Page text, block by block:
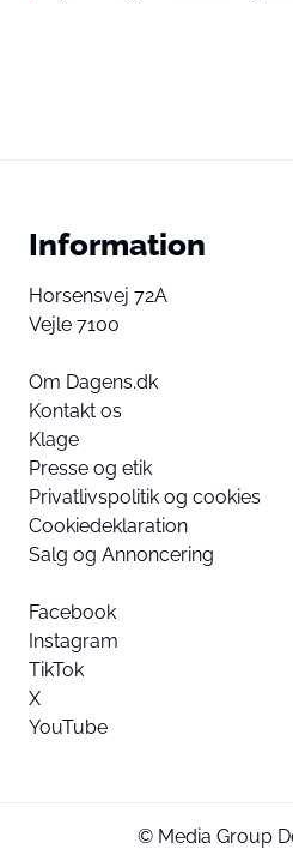
Information
Horsensvej 72A
Vejle 7100
Om Dagens.dk
Kontakt os
Klage
Presse og etik
Privatlivspolitik og cookies
Cookiedeklaration
Salg og Annoncering
Facebook
Instagram
TikTok
X
YouTube
© Media Group